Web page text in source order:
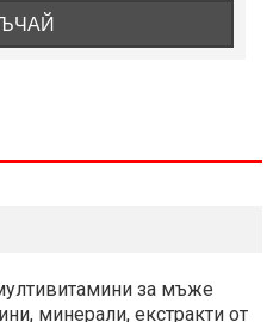
за мъже
минерали, екстракти от